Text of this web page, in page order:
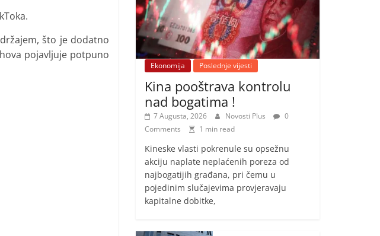
što je dodatno
pojavljuje potpuno
Ekonomija Poslednje vijesti
Kina pooštrava kontrolu
nad bogatima !
7 Augusta, 2026 Novosti Plus
0
Comments
1 min read
​Kineske vlasti pokrenule su opsežnu
akciju naplate neplaćenih poreza od
najbogatijih građana, pri čemu u
pojedinim slučajevima provjeravaju
kapitalne dobitke,